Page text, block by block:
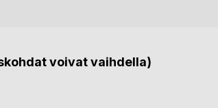
voivat vaihdella)